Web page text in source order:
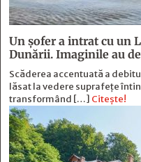
Un șofer a intrat cu un
Dunării. Imaginile au
Scăderea accentuată a
lăsat la vedere suprafețe
transformând […] Citește!